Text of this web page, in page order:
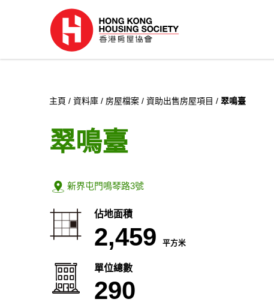
主頁 資料庫 房屋檔案 資助出售房屋項目 翠鳴臺
翠鳴臺
地址:
新界屯門鳴琴路3號
佔地面積
2,459 平方米
單位總數
290